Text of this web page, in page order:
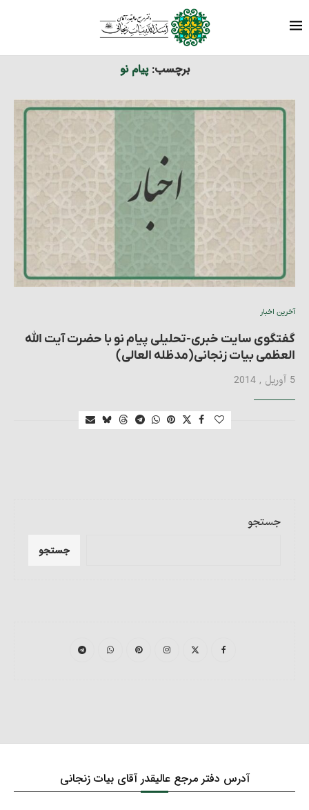
نوشته های برچسب شده با "پیام نو"
برچسب:پیام نو
آخرین اخبار
گفتگوی سایت خبری-تحلیلی پیام نو با حضرت آیت الله
العظمی بیات زنجانی(مدظله العالی)
5 آوریل , 2014
جستجو
جستجو
آدرس دفتر مرجع عالیقدر آقای بیات زنجانی